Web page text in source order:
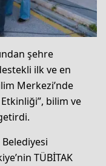
şehre
ilk ve en
Merkezi’nde
bilim ve
TÜBİTAK